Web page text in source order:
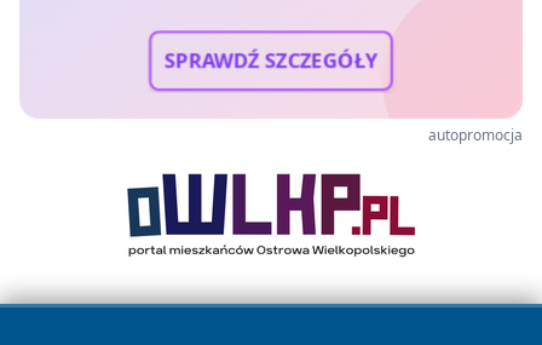
SPRAWDŹ SZCZEGÓŁY
autopromocja